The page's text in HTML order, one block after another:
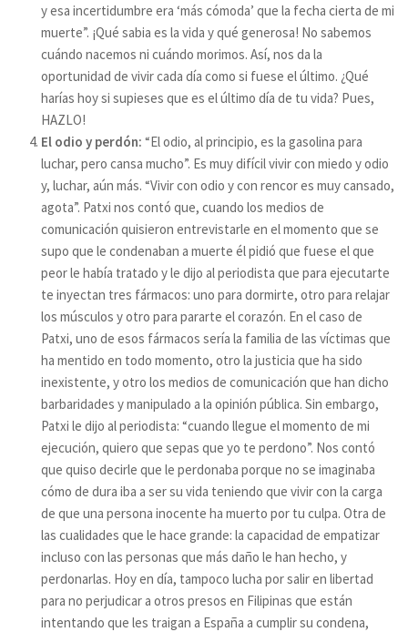
y esa incertidumbre era ‘más cómoda’ que la fecha cierta de mi
muerte”. ¡Qué sabia es la vida y qué generosa! No sabemos
cuándo nacemos ni cuándo morimos. Así, nos da la
oportunidad de vivir cada día como si fuese el último. ¿Qué
harías hoy si supieses que es el último día de tu vida? Pues,
HAZLO!
El odio y perdón: “El odio, al principio, es la gasolina para
luchar, pero cansa mucho”. Es muy difícil vivir con miedo y odio
y, luchar, aún más. “Vivir con odio y con rencor es muy cansado,
agota”. Patxi nos contó que, cuando los medios de
comunicación quisieron entrevistarle en el momento que se
supo que le condenaban a muerte él pidió que fuese el que
peor le había tratado y le dijo al periodista que para ejecutarte
te inyectan tres fármacos: uno para dormirte, otro para relajar
los músculos y otro para pararte el corazón. En el caso de
Patxi, uno de esos fármacos sería la familia de las víctimas que
ha mentido en todo momento, otro la justicia que ha sido
inexistente, y otro los medios de comunicación que han dicho
barbaridades y manipulado a la opinión pública. Sin embargo,
Patxi le dijo al periodista: “cuando llegue el momento de mi
ejecución, quiero que sepas que yo te perdono”. Nos contó
que quiso decirle que le perdonaba porque no se imaginaba
cómo de dura iba a ser su vida teniendo que vivir con la carga
de que una persona inocente ha muerto por tu culpa. Otra de
las cualidades que le hace grande: la capacidad de empatizar
incluso con las personas que más daño le han hecho, y
perdonarlas. Hoy en día, tampoco lucha por salir en libertad
para no perjudicar a otros presos en Filipinas que están
intentando que les traigan a España a cumplir su condena,